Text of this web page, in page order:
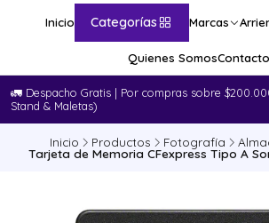
Inicio Categorías Marcas
Quienes SomosContacto
🚛​ Despacho Gratis | Por compras sobre
Stand & Maletas)
Inicio Productos Fotografía
Tarjeta de Memoria CFexpress Tipo A